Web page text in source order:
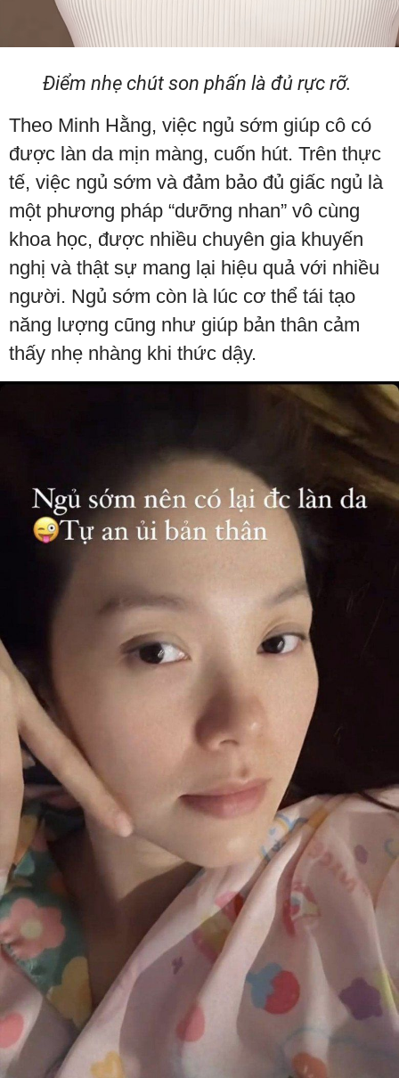
Điểm nhẹ chút son phấn là đủ rực rỡ.
Theo Minh Hằng, việc ngủ sớm giúp cô có
được làn da mịn màng, cuốn hút. Trên thực
tế, việc ngủ sớm và đảm bảo đủ giấc ngủ là
một phương pháp “dưỡng nhan” vô cùng
khoa học, được nhiều chuyên gia khuyến
nghị và thật sự mang lại hiệu quả với nhiều
người. Ngủ sớm còn là lúc cơ thể tái tạo
năng lượng cũng như giúp bản thân cảm
thấy nhẹ nhàng khi thức dậy.